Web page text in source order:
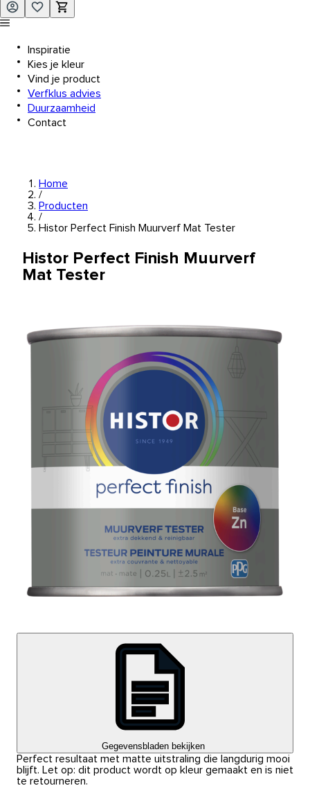
Inspiratie
Kies je kleur
Vind je product
Verfklus advies
Duurzaamheid
Contact
Home
/
Producten
/
Histor Perfect Finish Muurverf Mat Tester
Histor Perfect Finish Muurverf
Mat Tester
Gegevensbladen bekijken
Perfect resultaat met matte uitstraling die langdurig mooi
blijft. Let op: dit product wordt op kleur gemaakt en is niet
te retourneren.